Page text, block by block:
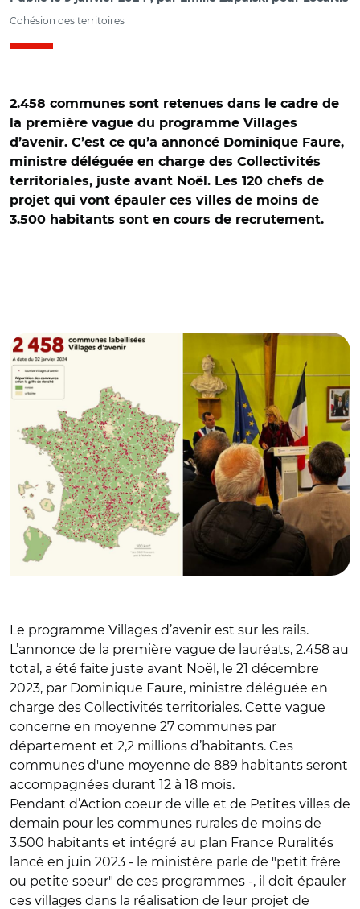
Cohésion des territoires
2.458 communes sont retenues dans le cadre de
la première vague du programme Villages
d’avenir. C’est ce qu’a annoncé Dominique Faure,
ministre déléguée en charge des Collectivités
territoriales, juste avant Noël. Les 120 chefs de
projet qui vont épauler ces villes de moins de
3.500 habitants sont en cours de recrutement.
Le programme Villages d’avenir est sur les rails.
L’annonce de la première vague de lauréats, 2.458 au
total, a été faite juste avant Noël, le 21 décembre
2023, par Dominique Faure, ministre déléguée en
charge des Collectivités territoriales. Cette vague
concerne en moyenne 27 communes par
département et 2,2 millions d’habitants. Ces
communes d'une moyenne de 889 habitants seront
accompagnées durant 12 à 18 mois.
Pendant d’Action coeur de ville et de Petites villes de
demain pour les communes rurales de moins de
3.500 habitants et intégré au plan France Ruralités
lancé en juin 2023 - le ministère parle de "petit frère
ou petite soeur" de ces programmes -, il doit épauler
ces villages dans la réalisation de leur projet de